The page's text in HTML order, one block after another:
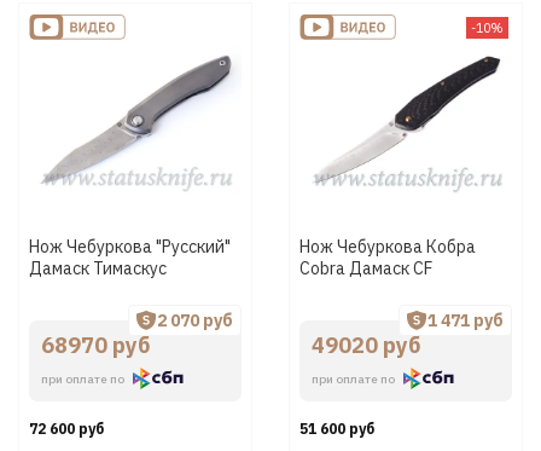
Нож Чебуркова "Русский"
Дамаск Тимаскус
68970 руб
при оплате по
2 070 руб
72 600 руб
-10%
Нож Чебуркова Кобра
Cobra Дамаск CF
49020 руб
при оплате по
1 471 руб
51 600 руб